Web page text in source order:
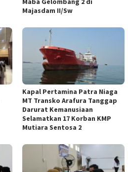
Majasdam II/Sw
Kapal Pertamina Patra Niaga
MT Transko Arafura Tanggap
Darurat Kemanusiaan
Selamatkan 17 Korban KMP
Mutiara Sentosa 2